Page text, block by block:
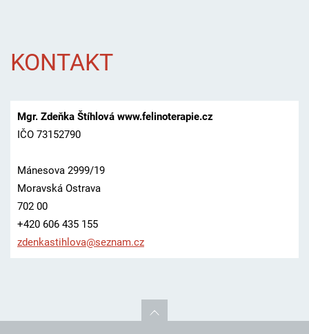
KONTAKT
Mgr. Zdeňka Štíhlová www.felinoterapie.cz
IČO 73152790
Mánesova 2999/19
Moravská Ostrava
702 00
+420 606 435 155
zdenkastihlova@seznam.cz